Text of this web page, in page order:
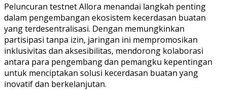
Peluncuran testnet Allora menandai langkah penting
dalam pengembangan ekosistem kecerdasan buatan
yang terdesentralisasi. Dengan memungkinkan
partisipasi tanpa izin, jaringan ini mempromosikan
inklusivitas dan aksesibilitas, mendorong kolaborasi
antara para pengembang dan pemangku kepentingan
untuk menciptakan solusi kecerdasan buatan yang
inovatif dan berkelanjutan.